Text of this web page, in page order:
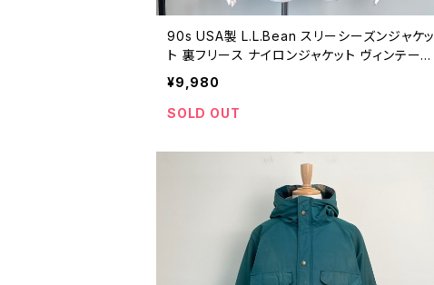
90s USA製 L.L.Bean スリーシーズンジャケッ
ト 裏フリース ナイロンジャケット ヴィンテージ
古着 エルエルビーン 山タグ アウトドア 90年代
ビンテージ ライトアウター ブルゾン L 260216
26
¥9,980
SOLD OUT